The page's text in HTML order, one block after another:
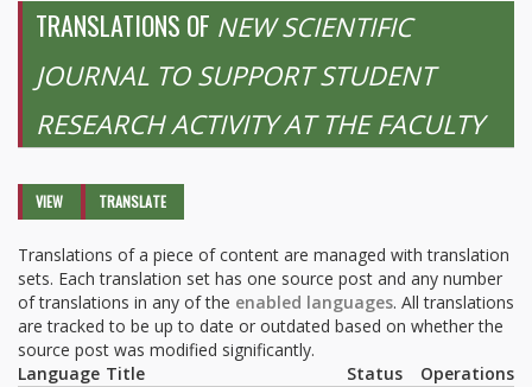
TRANSLATIONS OF NEW SCIENTIFIC
JOURNAL TO SUPPORT STUDENT
RESEARCH ACTIVITY AT THE FACULTY
Primary tabs
VIEW TRANSLATE
Translations of a piece of content are managed with translation
sets. Each translation set has one source post and any number
of translations in any of the enabled languages. All translations
are tracked to be up to date or outdated based on whether the
source post was modified significantly.
Language Title Status Operations